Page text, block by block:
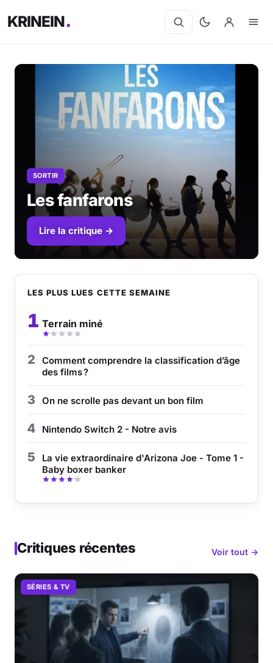
KRINEIN
Séries
BD
Livres
Jeux vidéo
Musique
Sortir
Sciences & Tech
Forum
SORTIR
Les fanfarons
Lire la critique →
LES PLUS LUES CETTE SEMAINE
1 Terrain miné
2
Comment comprendre la classification d’âge
des films ?
3 On ne scrolle pas devant un bon film
4 Nintendo Switch 2 - Notre avis
5
La vie extraordinaire d'Arizona Joe - Tome 1 -
Baby boxer banker
Critiques récentes Voir tout →
SÉRIES & TV